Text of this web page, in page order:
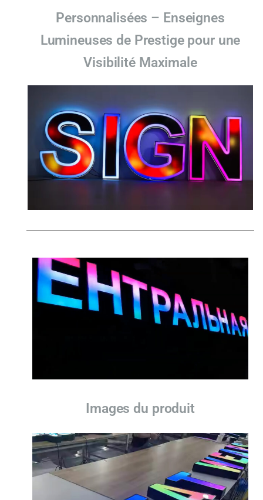
Personnalisées – Enseignes
Lumineuses de Prestige pour une
Visibilité Maximale
Images du produit